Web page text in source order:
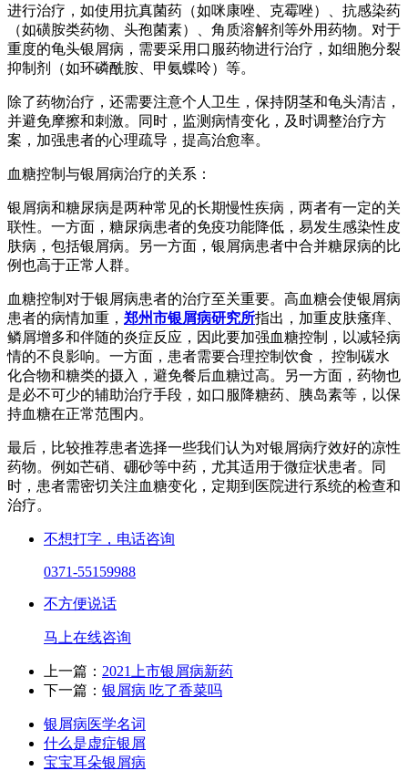
进行治疗，如使用抗真菌药（如咪康唑、克霉唑）、抗感染药
（如磺胺类药物、头孢菌素）、角质溶解剂等外用药物。对于
重度的龟头银屑病，需要采用口服药物进行治疗，如细胞分裂
抑制剂（如环磷酰胺、甲氨蝶呤）等。
除了药物治疗，还需要注意个人卫生，保持阴茎和龟头清洁，
并避免摩擦和刺激。同时，监测病情变化，及时调整治疗方
案，加强患者的心理疏导，提高治愈率。
血糖控制与银屑病治疗的关系：
银屑病和糖尿病是两种常见的长期慢性疾病，两者有一定的关
联性。一方面，糖尿病患者的免疫功能降低，易发生感染性皮
肤病，包括银屑病。另一方面，银屑病患者中合并糖尿病的比
例也高于正常人群。
血糖控制对于银屑病患者的治疗至关重要。高血糖会使银屑病
患者的病情加重， 郑州市银屑病研究所指出，加重皮肤瘙痒、
鳞屑增多和伴随的炎症反应，因此要加强血糖控制，以减轻病
情的不良影响。一方面，患者需要合理控制饮食， 控制碳水
化合物和糖类的摄入，避免餐后血糖过高。另一方面，药物也
是必不可少的辅助治疗手段，如口服降糖药、胰岛素等，以保
持血糖在正常范围内。
最后，比较推荐患者选择一些我们认为对银屑病疗效好的凉性
药物。例如芒硝、硼砂等中药，尤其适用于微症状患者。同
时，患者需密切关注血糖变化，定期到医院进行系统的检查和
治疗。
不想打字，电话咨询
0371-55159988
不方便说话
马上在线咨询
上一篇： 2021上市银屑病新药
下一篇： 银屑病 吃了香菜吗
银屑病医学名词
什么是虚症银屑
宝宝耳朵银屑病